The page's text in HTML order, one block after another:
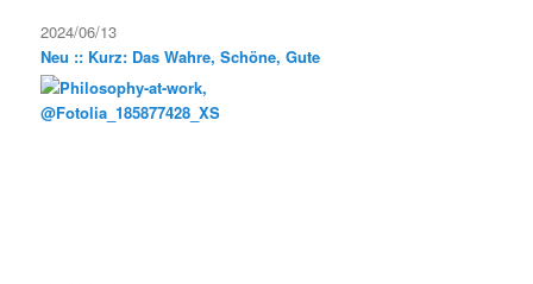
2024/06/13
Neu :: Kurz: Das Wahre, Schöne, Gute